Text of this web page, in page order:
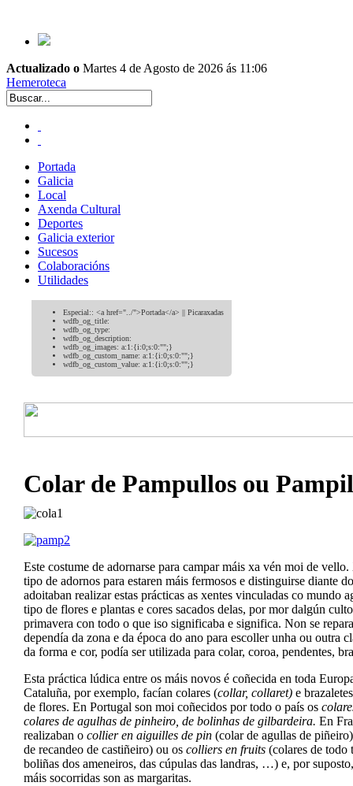
Actualizado o Martes 4 de Agosto de 2026 ás 11:06
Hemeroteca
Portada
Galicia
Local
Axenda Cultural
Deportes
Galicia exterior
Sucesos
Colaboracións
Utilidades
Especial:: <a href="../">Portada</a> || Picaraxadas
wdfb_og_title:
wdfb_og_type:
wdfb_og_description:
wdfb_og_images: a:1:{i:0;s:0:"";}
wdfb_og_custom_name: a:1:{i:0;s:0:"";}
wdfb_og_custom_value: a:1:{i:0;s:0:"";}
Colar de Pampullos ou
Este costume de adornarse para campar máis xa vén moi de
tipo de adornos para estaren máis fermosos e distinguirse diante
adoitaban realizar estas prácticas as xentes vinculadas co mundo
tipo de flores e plantas e cores sacados delas, por mor dalgún
primavera con todo o que iso significaba e significa. Non se
dependía da zona e da época do ano para escoller unha ou outra
da forma e cor, podía ser utilizada para colar, coroa, pendentes,
Esta práctica lúdica entre os máis novos é coñecida en toda
Cataluña, por exemplo, facían colares (collar, collaret) e
de flores. En Portugal son moi coñecidos por todo o país os
colares de agulhas de pinheiro, de bolinhas de gilbardeira. En
realizaban o collier en aiguilles de pin (colar de agullas de
de recandeo de castiñeiro) ou os colliers en fruits (colares de todo
boliñas dos ameneiros, das cúpulas das landras, …) e, por
máis socorridas son as margaritas.